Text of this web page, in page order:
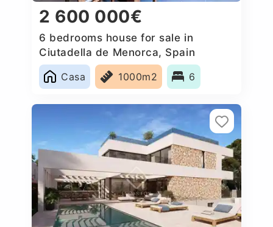
2 600 000€
6 bedrooms house for sale in
Ciutadella de Menorca, Spain
Casa
1000m2 6